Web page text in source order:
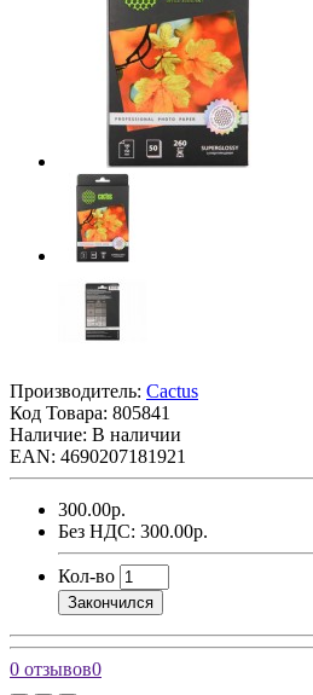
Производитель: Cactus
Код Товара: 805841
Наличие: В наличии
EAN: 4690207181921
300.00р.
Без НДС: 300.00р.
Кол-во
Закончился
0 отзывов0